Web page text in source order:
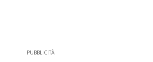
PUBBLICITÀ